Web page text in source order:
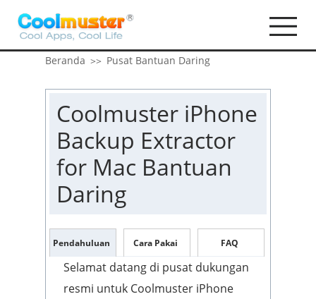
Beranda >> Pusat Bantuan Daring
Coolmuster iPhone
Backup Extractor
for Mac Bantuan
Daring
Pendahuluan Cara Pakai FAQ
Selamat datang di pusat dukungan
resmi untuk Coolmuster iPhone